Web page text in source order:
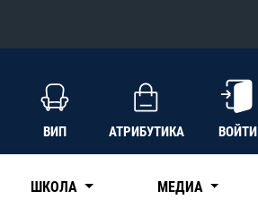
ВИП АТРИБУТИКА ВОЙТИ
ШКОЛА МЕДИА